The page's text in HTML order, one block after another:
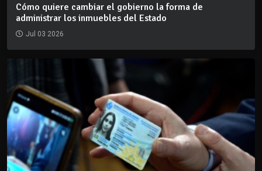
Cómo quiere cambiar el gobierno la forma de
administrar los inmuebles del Estado
Jul 03 2026